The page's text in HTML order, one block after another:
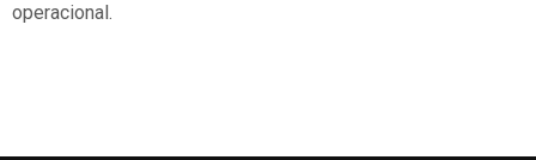
operacional.